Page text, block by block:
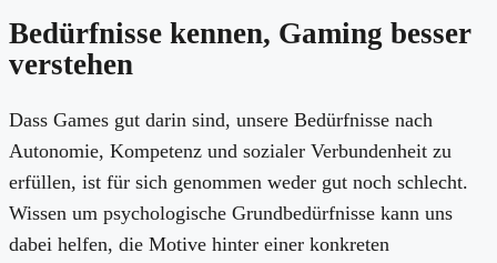
Bedürfnisse kennen, Gaming besser
verstehen
Dass Games gut darin sind, unsere Bedürfnisse nach
Autonomie, Kompetenz und sozialer Verbundenheit zu
erfüllen, ist für sich genommen weder gut noch schlecht.
Wissen um psychologische Grundbedürfnisse kann uns
dabei helfen, die Motive hinter einer konkreten